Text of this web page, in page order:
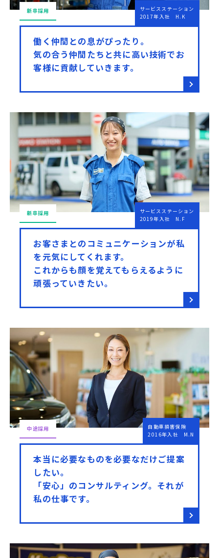
新卒採用
サービスステーション
2017年入社 H.K
働く仲間との息がぴったり。
気の合う仲間たちと共に高い技術でお
客様に貢献していきます。
新卒採用
サービスステーション
2019年入社 N.F
お客さまとのコミュニケーションが私
を元気にしてくれます。
これからも顔を覚えてもらえるように
頑張っていきたい。
中途採用
自動車損害保険
2016年入社 M.N
本当に必要なものを必要なだけご提案
したい。
「安心」のコンサルティング。それが
私の仕事です。